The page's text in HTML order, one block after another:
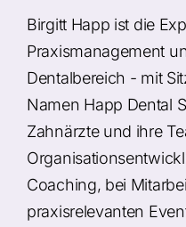
Birgitt Happ ist die
Praxismanagement
Dentalbereich - mit
Namen Happ Dental
Zahnärzte und ihre
Coaching, bei
praxisrelevanten